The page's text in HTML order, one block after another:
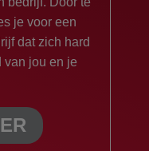
je voor een
dat zich hard
van jou en je